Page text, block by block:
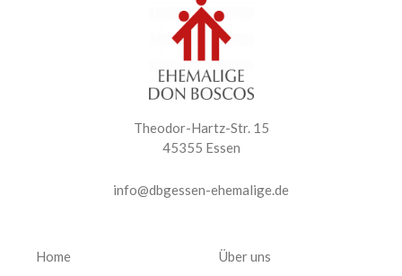
Theodor-Hartz-Str. 15
45355 Essen
info@dbgessen-ehemalige.de
Home
Über uns